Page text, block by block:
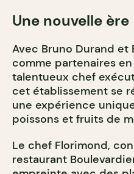
Une nouvelle ère
Avec Bruno Durand et
comme partenaires
talentueux chef
cet établissement se
une expérience
poissons et fruits de
Le chef Florimond,
restaurant